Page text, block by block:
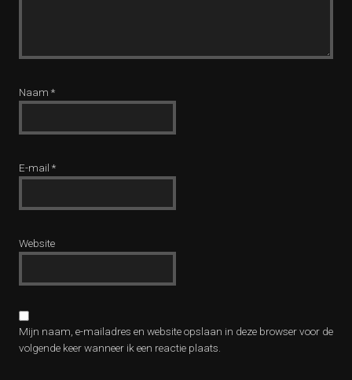
Naam *
E-mail *
Website
Mijn naam, e-mailadres en website opslaan in deze browser voor de
volgende keer wanneer ik een reactie plaats.